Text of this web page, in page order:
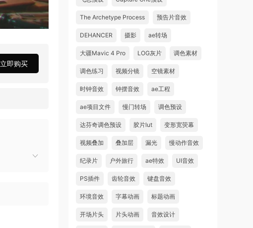
立即购买
The Archetype Process 预告片音效
DEHANCER 摄影 ae转场
大疆Mavic 4 Pro LOG灰片 调色素材
调色练习 视频分镜 空镜素材
时钟音效 钟摆音效 ae工程
ae项目文件 慢门转场 调色预设
达芬奇调色预设 胶片lut 变形宽荧幕
视频叠加 叠加层 漏光 慢动作音效
纪录片 户外旅行 ae特效 UI音效
PS插件 齿轮音效 键盘音效
环境音效 字幕动画 标题动画
开场片头 片头动画 音效设计